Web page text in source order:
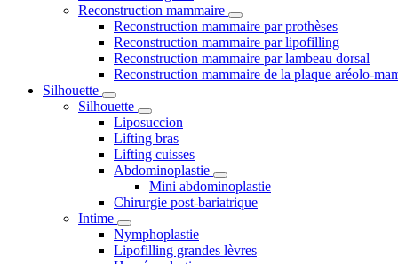
Reconstruction mammaire
Reconstruction mammaire par prothèses
Reconstruction mammaire par lipofilling
Reconstruction mammaire par lambeau dorsal
Reconstruction mammaire de la plaque aréolo-
Silhouette
Silhouette
Liposuccion
Lifting bras
Lifting cuisses
Abdominoplastie
Mini abdominoplastie
Chirurgie post-bariatrique
Intime
Nymphoplastie
Lipofilling grandes lèvres